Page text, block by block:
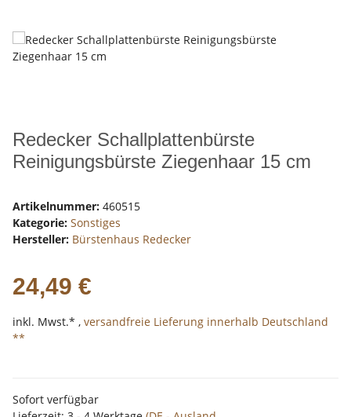
Redecker Schallplattenbürste
Reinigungsbürste Ziegenhaar 15 cm
Artikelnummer: 460515
Kategorie: Sonstiges
Hersteller: Bürstenhaus Redecker
24,49 €
inkl. Mwst.* , versandfreie Lieferung innerhalb Deutschland
**
Sofort verfügbar